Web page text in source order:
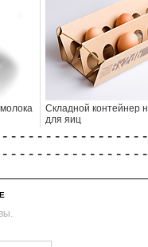
Складной контейнер
для яиц
- - - - - - - - - - - - - - -
- - - - - - - - - - - - - - -